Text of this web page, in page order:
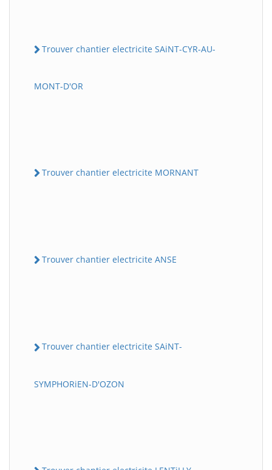
Trouver chantier electricite SAiNT-CYR-AU-
MONT-D'OR
Trouver chantier electricite MORNANT
Trouver chantier electricite ANSE
Trouver chantier electricite SAiNT-
SYMPHORiEN-D'OZON